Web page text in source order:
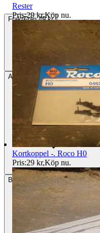
FraktFrån 49 kr
AvhämtningRydaholm, Sverige
Betalning Via Tradera
Rester
Pris:29 kr,Köp nu.
Kortkoppel -. Roco H0
Pris:29 kr,Köp nu.